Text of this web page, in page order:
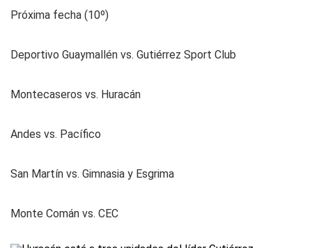
Próxima fecha (10º)
Deportivo Guaymallén vs. Gutiérrez Sport Club
Montecaseros vs. Huracán
Andes vs. Pacífico
San Martín vs. Gimnasia y Esgrima
Monte Comán vs. CEC